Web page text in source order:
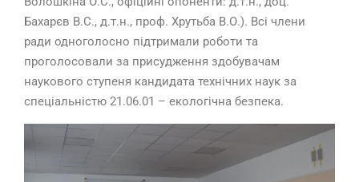
Бахарєв В.С., д.т.н., проф. Хрутьба В.О.). Всі члени
ради одноголосно підтримали роботи та
проголосовали за присудження здобувачам
наукового ступеня кандидата технічних наук за
спеціальністю 21.06.01 – екологічна безпека.